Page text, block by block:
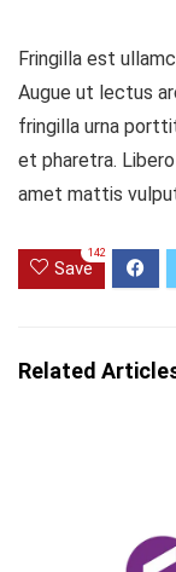
Fringilla est
Augue ut lectus
fringilla urna
et pharetra.
amet mattis
Save
142
Related